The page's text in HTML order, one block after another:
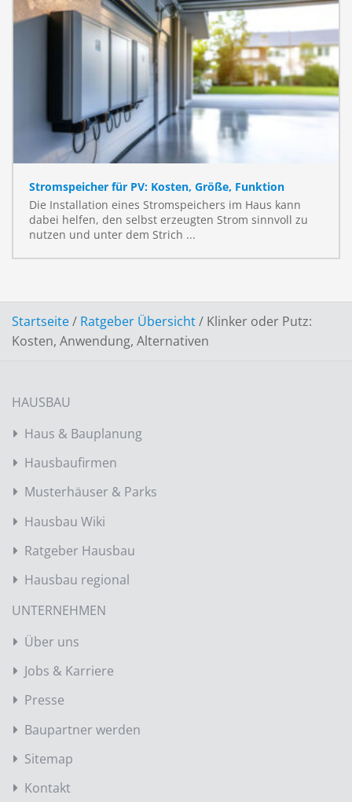
Stromspeicher für PV: Kosten, Größe, Funktion
Die Installation eines Stromspeichers im Haus kann
dabei helfen, den selbst erzeugten Strom sinnvoll zu
nutzen und unter dem Strich ...
Startseite/ Ratgeber Übersicht/ Klinker oder Putz:
Kosten, Anwendung, Alternativen
HAUSBAU
Haus & Bauplanung
Hausbaufirmen
Musterhäuser & Parks
Hausbau Wiki
Ratgeber Hausbau
Hausbau regional
UNTERNEHMEN
Über uns
Jobs & Karriere
Presse
Baupartner werden
Sitemap
Kontakt